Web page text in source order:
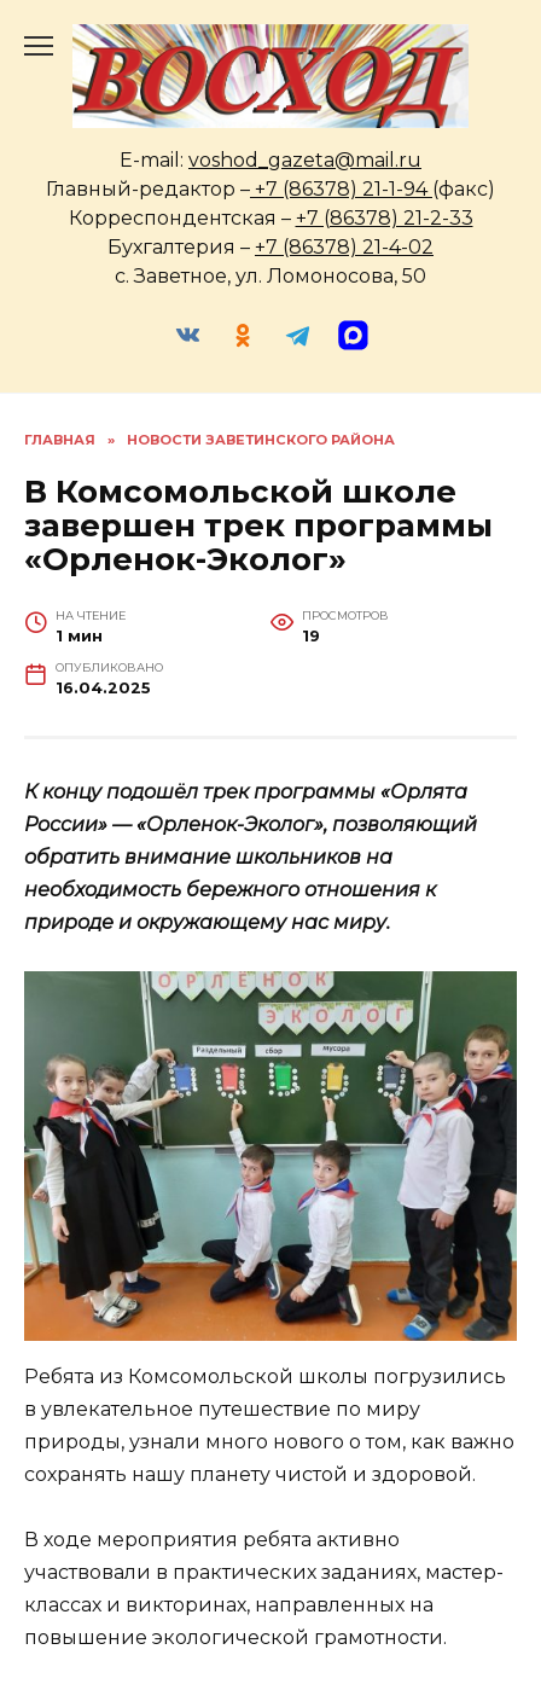
содержанию
E-mail: voshod_gazeta@mail.ru
Главный-редактор – +7 (86378) 21-1-94 (факс)
Корреспондентская – +7 (86378) 21-2-33
Бухгалтерия – +7 (86378) 21-4-02
с. Заветное, ул. Ломоносова, 50
ГЛАВНАЯ » НОВОСТИ ЗАВЕТИНСКОГО РАЙОНА
В Комсомольской школе
завершен трек программы
«Орленок-Эколог»
НА ЧТЕНИЕ
1 мин
ПРОСМОТРОВ
19
ОПУБЛИКОВАНО
16.04.2025
К концу подошёл трек программы «Орлята
России» — «Орленок-Эколог», позволяющий
обратить внимание школьников на
необходимость бережного отношения к
природе и окружающему нас миру.
Ребята из Комсомольской школы погрузились
в увлекательное путешествие по миру
природы, узнали много нового о том, как важно
сохранять нашу планету чистой и здоровой.
В ходе мероприятия ребята активно
участвовали в практических заданиях, мастер-
классах и викторинах, направленных на
повышение экологической грамотности.